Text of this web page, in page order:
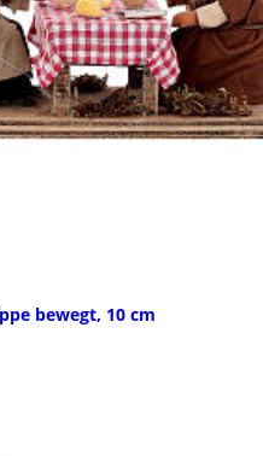
bewegt, 10 cm